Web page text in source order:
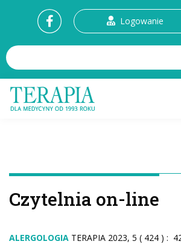
Logowanie
Czytelnia on-line
ALERGOLOGIA TERAPIA 2023, 5 ( 424 ) :